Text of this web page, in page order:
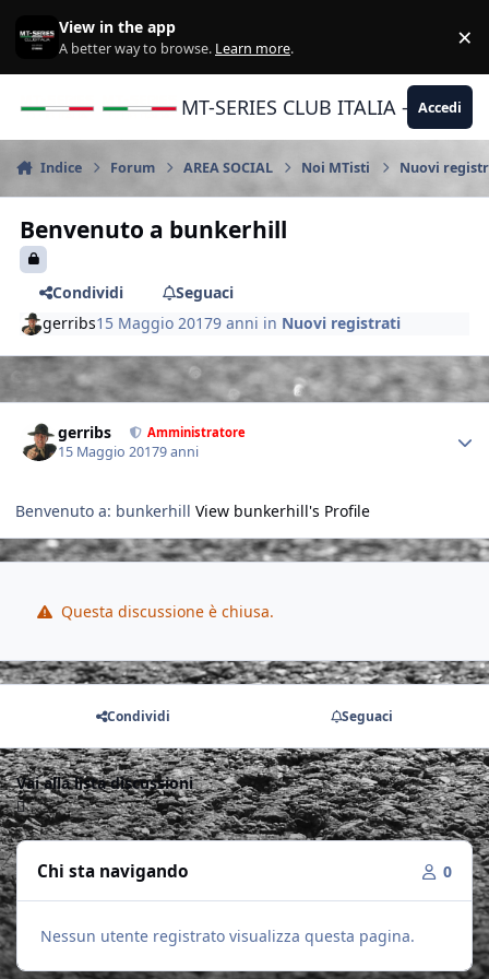
View in the app
A better way to browse. Learn more. ×
MT-SERIES CLUB ITALIA -Accedi
Indice Forum AREA SOCIAL Noi MTisti Nuovi
Benvenuto a bunkerhill
Condividi
Seguaci
gerribs15 Maggio 20179 anni in Nuovi registrati
gerribs Amministratore
15 Maggio 20179 anni
Benvenuto a: bunkerhill View bunkerhill's Profile
Questa discussione è chiusa.
Condividi Seguaci
Vai alla lista discussioni
Chi sta navigando 0
Nessun utente registrato visualizza questa pagina.